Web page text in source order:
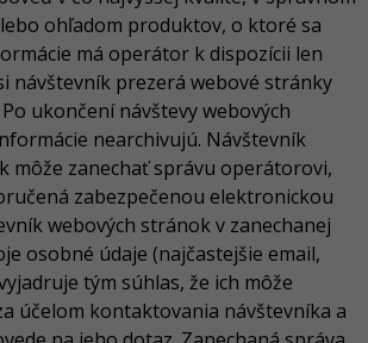
ohľadom produktov, o ktoré sa
má operátor k dispozícii len
návštevník prezerá webové stránky
ukončení návštevy webových
nearchivujú. Návštevník
môže zanechať správu operátorovi,
zabezpečenou elektronickou
webových stránok v zanechanej
osobné údaje (najčastejšie email,
tým súhlas, že ich môže
účelom kontaktovania návštevníka a